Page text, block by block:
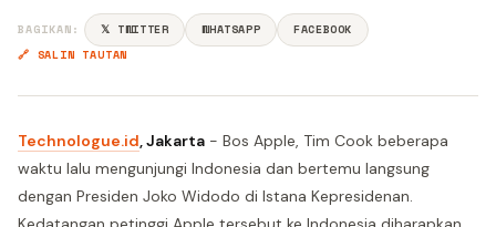
BAGIKAN: 𝕏 TWITTER WHATSAPP
FACEBOOK
🔗 SALIN TAUTAN
Technologue.id, Jakarta - Bos Apple, Tim Cook beberapa
waktu lalu mengunjungi Indonesia dan bertemu langsung
dengan Presiden Joko Widodo di Istana Kepresidenan.